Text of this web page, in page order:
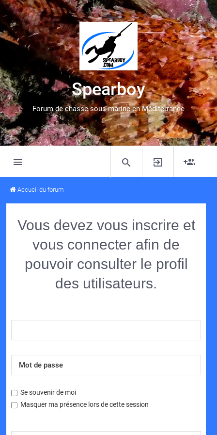
Spearboy
Forum de chasse sous-marine en Méditerranée
Accueil du forum
Vous devez vous inscrire et
vous connecter afin de
pouvoir consulter le profil
des utilisateurs.
Se souvenir de moi
Masquer ma présence lors de cette session